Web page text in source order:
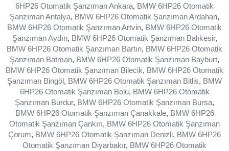
6HP26 Otomatik Şanzıman Ankara, BMW 6HP26 Otomatik
Şanzıman Antalya, BMW 6HP26 Otomatik Şanzıman Ardahan,
BMW 6HP26 Otomatik Şanzıman Artvin, BMW 6HP26 Otomatik
Şanzıman Aydın, BMW 6HP26 Otomatik Şanzıman Balıkesir,
BMW 6HP26 Otomatik Şanzıman Bartın, BMW 6HP26 Otomatik
Şanzıman Batman, BMW 6HP26 Otomatik Şanzıman Bayburt,
BMW 6HP26 Otomatik Şanzıman Bilecik, BMW 6HP26 Otomatik
Şanzıman Bingöl , BMW 6HP26 Otomatik Şanzıman Bitlis, BMW
6HP26 Otomatik Şanzıman Bolu, BMW 6HP26 Otomatik
Şanzıman Burdur, BMW 6HP26 Otomatik Şanzıman Bursa,
BMW 6HP26 Otomatik Şanzıman Çanakkale, BMW 6HP26
Otomatik Şanzıman Çankırı, BMW 6HP26 Otomatik Şanzıman
Çorum, BMW 6HP26 Otomatik Şanzıman Denizli, BMW 6HP26
Otomatik Şanzıman Diyarbakır, BMW 6HP26 Otomatik